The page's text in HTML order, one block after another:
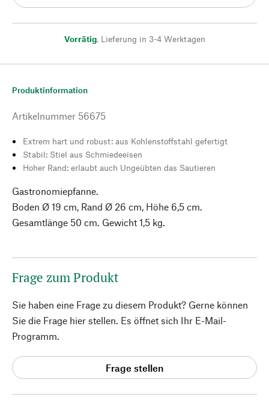
Vorrätig, Lieferung in 3-4 Werktagen
Produktinformation
Artikelnummer 56675
Extrem hart und robust: aus Kohlenstoffstahl gefertigt
Stabil: Stiel aus Schmiedeeisen
Hoher Rand: erlaubt auch Ungeübten das Sautieren
Gastronomiepfanne.
Boden Ø 19 cm, Rand Ø 26 cm, Höhe 6,5 cm.
Gesamtlänge 50 cm. Gewicht 1,5 kg.
Frage zum Produkt
Sie haben eine Frage zu diesem Produkt? Gerne können
Sie die Frage hier stellen. Es öffnet sich Ihr E-Mail-
Programm.
Frage stellen